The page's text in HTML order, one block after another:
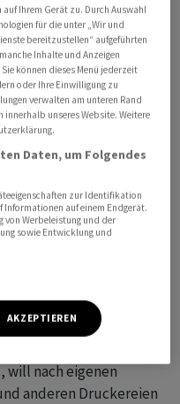
angekündigt, die
Zeitschriften per
Aus wurde mit
bei gleichzeitig
am Freitag in einer
und kritisiere die
Sie hatte die
Form gefordert.
will nach eigenen
anderen Druckereien
Ihrem Gerät zu. Durch Auswahl
für die unter „Wir und
bereitzustellen“ aufgeführten
Inhalte und Anzeigen
können dieses Menü jederzeit
oder Ihre Einwilligung zu
verwalten am unteren Rand
innerhalb unseres Website. Weitere
Daten, um Folgendes
zur Identifikation
auf einem Endgerät.
von Werbeleistung und der
sowie Entwicklung und
AKZEPTIEREN